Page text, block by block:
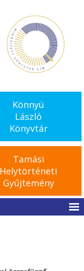
Könnyü
László
Könyvtár
Tamási
Helytörténeti
Gyűjtemény